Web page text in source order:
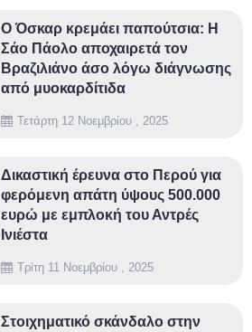
Τετάρτη 12 Νοεμβρίου , 2025
Ο Όσκαρ κρεμάει παπούτσια: Η
Σάο Πάολο αποχαιρετά τον
Βραζιλιάνο άσο λόγω διάγνωσης
από μυοκαρδίτιδα
Τρίτη 11 Νοεμβρίου , 2025
Δικαστική έρευνα στο Περού για
φερόμενη απάτη ύψους 500.000
ευρώ με εμπλοκή του Αντρές
Ινιέστα
Στοιχηματικό σκάνδαλο στην